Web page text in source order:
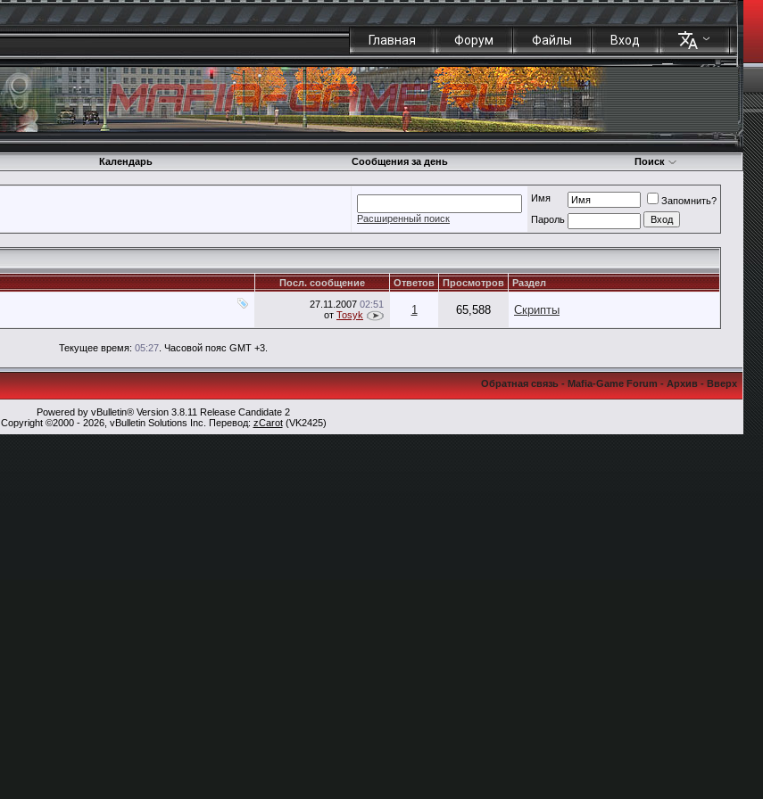
Главная Форум Файлы Вход
Календарь Сообщения за день Поиск
Расширенный поиск
Имя
Запомнить?
Пароль
Посл. сообщение Ответов Просмотров Раздел
27.11.2007 02:51
от Tosyk 1 65,588 Скрипты
Текущее время: 05:27 . Часовой пояс GMT +3.
Обратная связь-Mafia-Game Forum-Архив-Вверх
Powered by vBulletin® Version 3.8.11 Release Candidate 2
Copyright ©2000 - 2026, vBulletin Solutions Inc. Перевод: zCarot(VK2425)